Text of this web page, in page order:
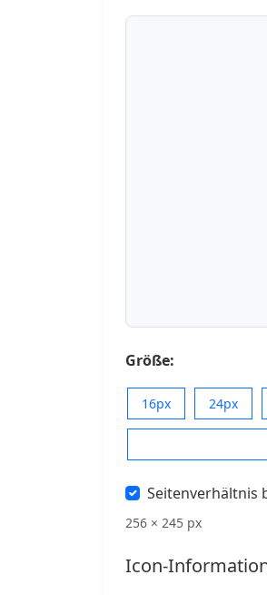
Größe:
16px 24px
Seitenverhältnis
256 × 245 px
Icon-